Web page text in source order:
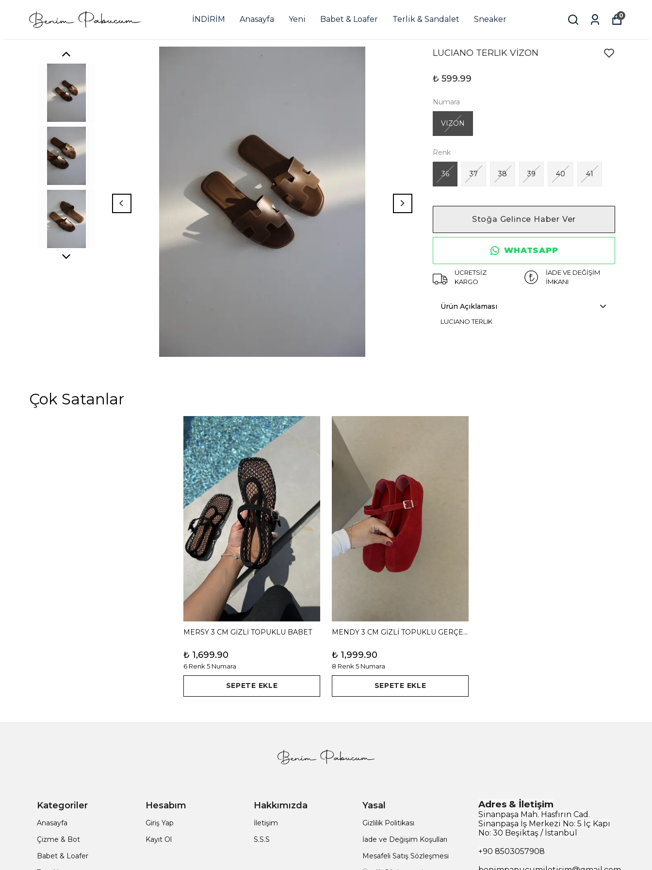
İNDİRİM Anasayfa Yeni Babet & Loafer Terlik & Sandalet Sneaker 0
LUCIANO TERLIK VİZON
₺ 599.99
Numara
VIZON
Renk
36 37 38 39 40 41
Stoğa Gelince Haber Ver
WHATSAPP
ÜCRETSİZ
KARGO
İADE VE DEĞİŞİM
İMKANI
Ürün Açıklaması
LUCIANO TERLIK
Çok Satanlar
MERSY 3 CM GİZLİ TOPUKLU BABET
₺ 1,699.90
6 Renk 5 Numara
SEPETE EKLE
MENDY 3 CM GİZLİ TOPUKLU GERÇEK DERİ BABET
₺ 1,999.90
8 Renk 5 Numara
SEPETE EKLE
Kategoriler
Anasayfa
Çizme & Bot
Babet & Loafer
Hesabım
Giriş Yap
Kayıt Ol
Hakkımızda
İletişim
S.S.S
Yasal
Gizlilik Politikası
İade ve Değişim Koşulları
Mesafeli Satış Sözleşmesi
Adres & İletişim
Sinanpaşa Mah. Hasfırın Cad.
Sinanpaşa İş Merkezi No: 5 İç Kapı
No: 30 Beşiktaş / İstanbul
+90 8503057908